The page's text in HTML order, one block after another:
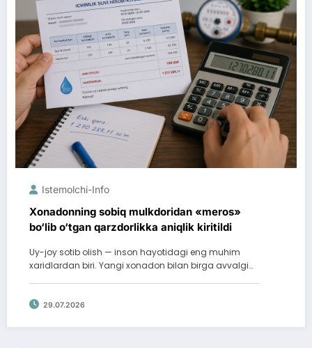
Istemolchi-Info
Xonadonning sobiq mulkdoridan «meros»
bo‘lib o‘tgan qarzdorlikka aniqlik kiritildi
Uy-joy sotib olish — inson hayotidagi eng muhim
xaridlardan biri. Yangi xonadon bilan birga avvalgi…
29.07.2026